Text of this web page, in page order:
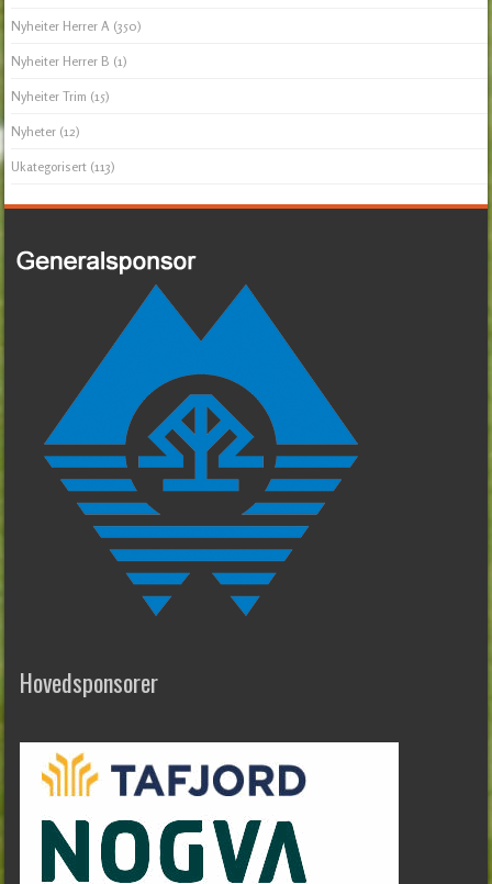
Nyheiter Herrer A (350)
Nyheiter Herrer B (1)
Nyheiter Trim (15)
Nyheter (12)
Ukategorisert (113)
Hovedsponsorer